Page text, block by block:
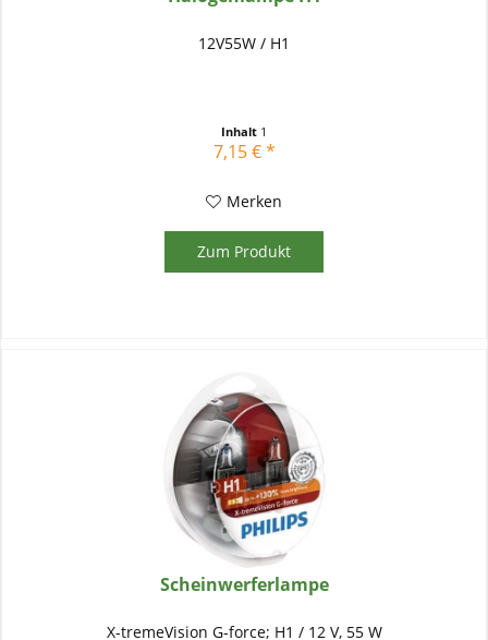
12V55W / H1
Inhalt 1
7,15 € *
Merken
Zum Produkt
Scheinwerferlampe
X-tremeVision G-force; H1 / 12 V, 55 W